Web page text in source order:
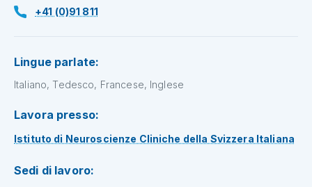
+41 (0)91 811
Lingue parlate:
Italiano, Tedesco, Francese, Inglese
Lavora presso:
Istituto di Neuroscienze Cliniche della Svizzera Italiana
Sedi di lavoro: